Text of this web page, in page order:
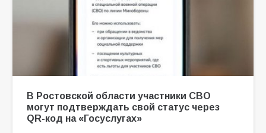
В Ростовской области участники СВО
могут подтверждать свой статус через
QR-код на «Госуслугах»